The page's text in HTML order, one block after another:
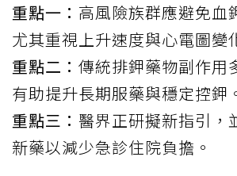
重點一： 高風險族群應避免血
尤其重視上升速度與心電圖變
重點二： 傳統排鉀藥物副作用
有助提升長期服藥與穩定控鉀
重點三： 醫界正研擬新指引，
新藥以減少急診住院負擔。